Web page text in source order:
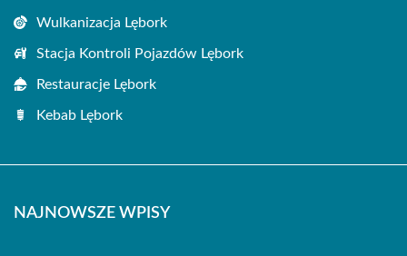
Wulkanizacja Lębork
Stacja Kontroli Pojazdów Lębork
Restauracje Lębork
Kebab Lębork
NAJNOWSZE WPISY